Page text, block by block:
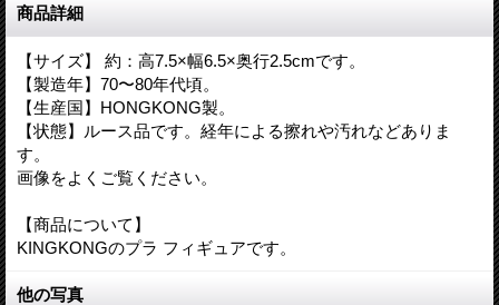
商品詳細
【サイズ】 約：高7.5×幅6.5×奥行2.5cmです。
【製造年】70〜80年代頃。
【生産国】HONGKONG製。
【状態】ルース品です。経年による擦れや汚れなどありま
す。
画像をよくご覧ください。
【商品について】
KINGKONGのプラ フィギュアです。
他の写真